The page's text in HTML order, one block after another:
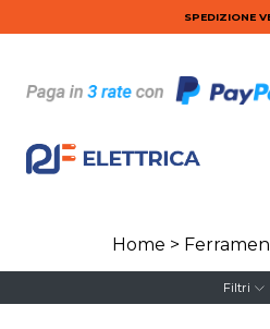
Salta al contenuto principaleSPEDIZIONE
Home >
Filtri